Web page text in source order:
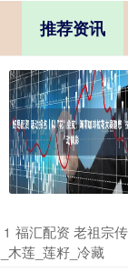
推荐资讯
1 福汇配资 老祖宗
_木莲_莲籽_冷藏